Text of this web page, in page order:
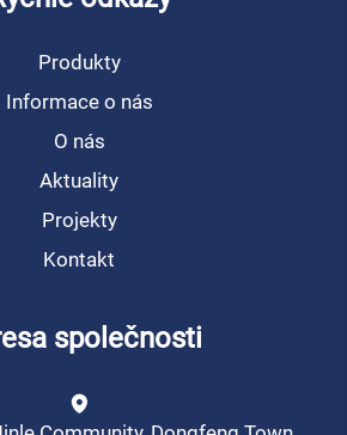
Produkty
Informace o nás
O nás
Aktuality
Projekty
Kontakt
společnosti